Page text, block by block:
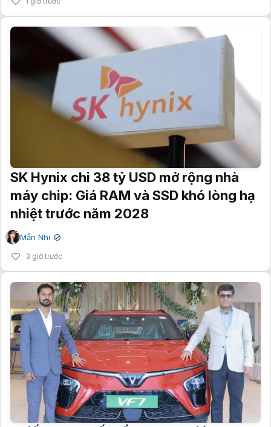
SK Hynix chi 38 tỷ USD mở rộng nhà
máy chip: Giá RAM và SSD khó lòng hạ
nhiệt trước năm 2028
Mẫn Nhi ✔
3 giờ trước